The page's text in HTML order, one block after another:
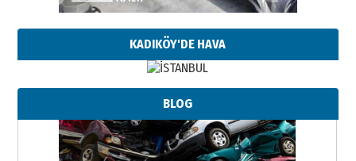
KADIKÖY'DE HAVA
BLOG